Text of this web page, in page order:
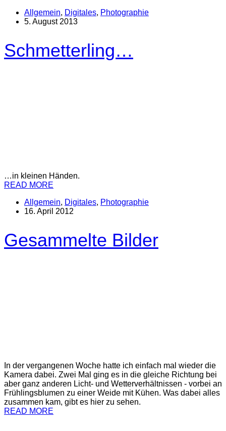
Allgemein, Digitales, Photographie
5. August 2013
Schmetterling…
…in kleinen Händen.
READ MORE
Allgemein, Digitales, Photographie
16. April 2012
Gesammelte Bilder
In der vergangenen Woche hatte ich einfach mal wieder die
Kamera dabei. Zwei Mal ging es in die gleiche Richtung bei
aber ganz anderen Licht- und Wetterverhältnissen - vorbei an
Frühlingsblumen zu einer Weide mit Kühen. Was dabei alles
zusammen kam, gibt es hier zu sehen.
READ MORE